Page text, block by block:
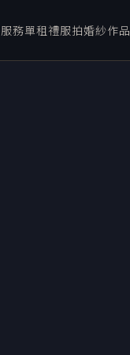
務單租禮服拍婚紗作品